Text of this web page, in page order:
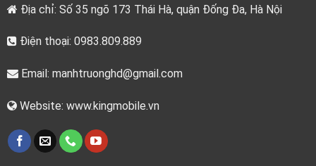
Địa chỉ: Số 35 ngõ 173 Thái Hà, quận Đống Đa, Hà Nội
Điện thoại: 0983.809.889
Email: manhtruonghd@gmail.com
Website: www.kingmobile.vn